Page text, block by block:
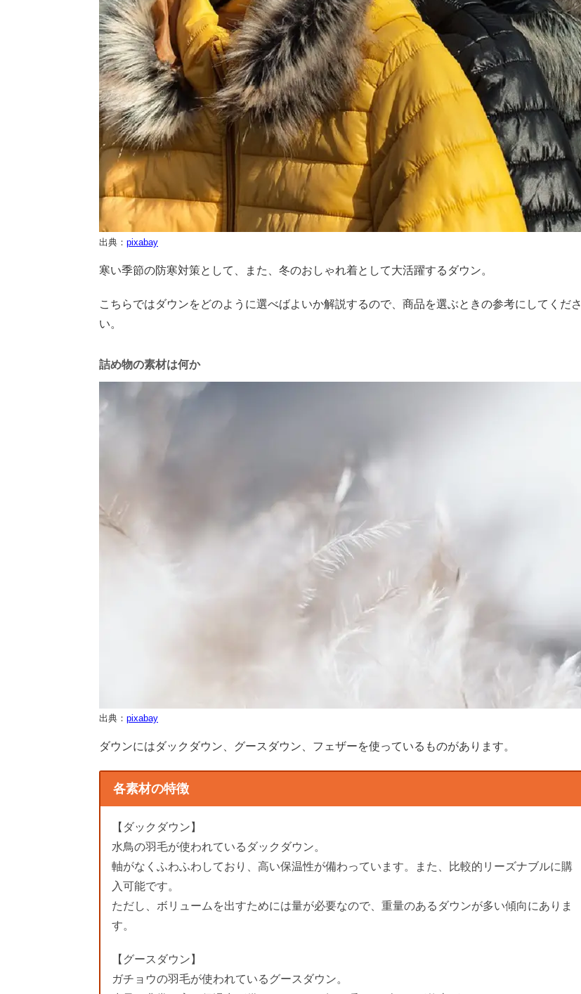
出典： pixabay
寒い季節の防寒対策として、また、冬のおしゃれ着として大活躍するダウン。
こちらではダウンをどのように選べばよいか解説するので、商品を選ぶときの参考にしてくださ
い。
詰め物の素材は何か
出典： pixabay
ダウンにはダックダウン、グースダウン、フェザーを使っているものがあります。
各素材の特徴
【ダックダウン】
水鳥の羽毛が使われているダックダウン。
軸がなくふわふわしており、高い保温性が備わっています。また、比較的リーズナブルに購
入可能です。
ただし、ボリュームを出すためには量が必要なので、重量のあるダウンが多い傾向にありま
す。
【グースダウン】
ガチョウの羽毛が使われているグースダウン。